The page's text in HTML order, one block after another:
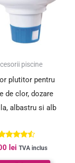
piscine
plutitor pentru
de clor, dozare
albastru si alb
la
4.33
din 5
lei TVA inclus